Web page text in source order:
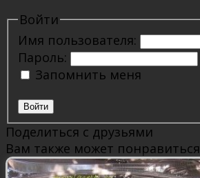
Войти
Имя пользователя:
Пароль:
Запомнить меня
Войти
Поделиться с друзьями
Вам также может понравиться